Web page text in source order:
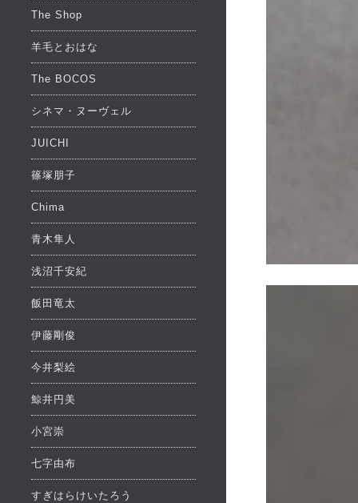
The Shop
羊毛とおはな
The BOCOS
シネマ・ヌーヴェル
JUICHI
篠塚朋子
Chima
青木隼人
浅沼千安紀
飯田竜太
伊藤剛俊
今井梨絵
鯨井円美
小宮崇
七字由布
すぎはらけいたろう